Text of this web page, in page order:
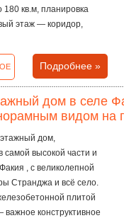
180 кв.м, планировка
этаж — коридор,
Подробнее »
дом в селе
видом на
дом,
высокой части и
, с великолепной
Странджа и всё село.
плитой
конструктивное